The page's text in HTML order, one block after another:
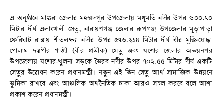
এ অনুষ্ঠানে মাগুরা জেলার মহম্মদপুর উপজেলায় মধুমতি নদীর উপর ৬০০.৭০
মিটার দীর্ঘ এলাংখালী সেতু, নারায়ণগঞ্জ জেলার রূপগঞ্জ উপজেলার মুড়াপাড়া
ফেরিঘাট রাস্তায় শীতলক্ষ্যা নদীর উপর ৫৭৬.২১৪ মিটার দীর্ঘ বীর মুক্তিযোদ্ধা
গোলাম দস্তগীর গাজী (বীর প্রতীক) সেতু এবং যশোর জেলার অভয়নগর
উপজেলায় যশোর-খুলনা সড়কে ভৈরব নদীর উপর ৭০২.৫৫ মিটার দীর্ঘ একটি
সেতুর উদ্বোধন করেন প্রধানমন্ত্রী। নতুন এই তিন সেতু আর্থ সামাজিক উন্নয়নে
ভূমিকা রাখবে এবং আঞ্চলিক অর্থনৈতিক চাকা আরও সচল করবে বলে আশা
প্রকাশ করেন প্রধানমন্ত্রী।